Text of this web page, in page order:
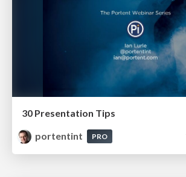
30 Presentation Tips
portentint
PRO